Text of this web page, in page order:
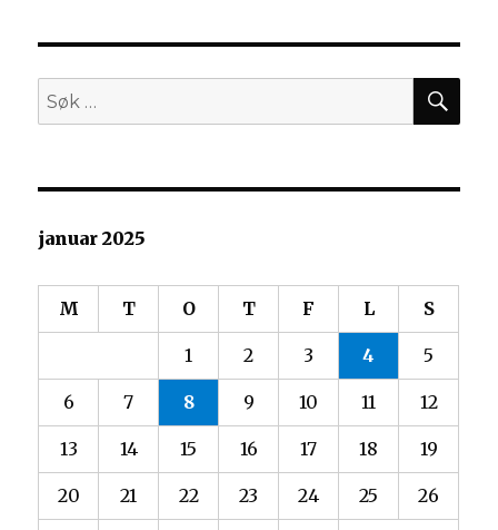
Søk
etter:
januar 2025
M T O T F L S
1 2 3 4 5
6 7 8 9 10 11 12
13 14 15 16 17 18 19
20 21 22 23 24 25 26